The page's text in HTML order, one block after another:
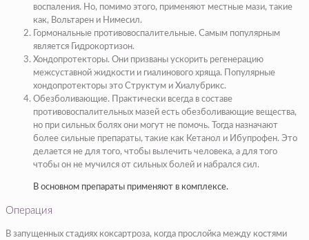
воспаления. Но, помимо этого, применяют местные мази, такие
как, Вольтарен и Нимесил.
Гормональные противовоспалительные. Самым популярным
является Гидрокортизон.
Хондопротекторы. Они призваны ускорить регенерацию
межсуставной жидкости и гиалинового хряща. Популярные
хондопротекторы это Структум и Хиалубрикс.
Обезболивающие. Практически всегда в составе
противовоспалительных мазей есть обезболивающие вещества,
но при сильных болях они могут не помочь. Тогда назначают
более сильные препараты, такие как Кетанол и Ибупрофен. Это
делается не для того, чтобы вылечить человека, а для того
чтобы он не мучился от сильных болей и набрался сил.
В основном препараты применяют в комплексе.
Операция
В запущенных стадиях коксартроза, когда прослойка между костями